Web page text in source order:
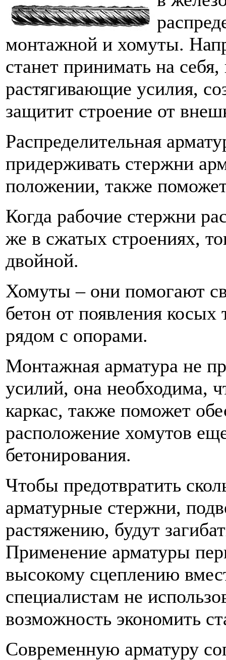
монтажной и хомуты.
станет принимать на
растягивающие усилия,
защитит строение от
Распределительная
придерживать стержни
положении, также
Когда рабочие стержни
же в сжатых строениях,
двойной.
Хомуты – они помогают
бетон от появления
рядом с опорами.
Монтажная арматура не
усилий, она необходима,
каркас, также поможет
расположение хомутов
бетонирования.
Чтобы предотвратить
арматурные стержни,
растяжению, будут
Применение арматуры
высокому сцеплению
специалистам не
возможность экономить
Современную арматуру